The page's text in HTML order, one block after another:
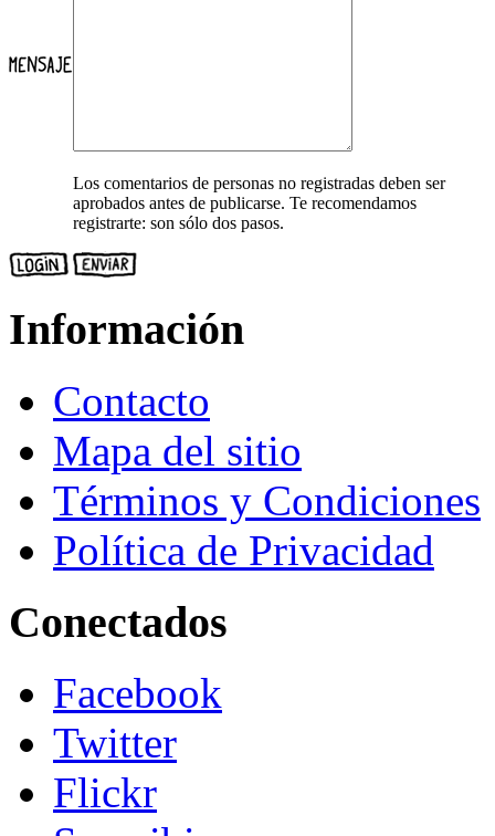
Los comentarios de personas no registradas deben ser
aprobados antes de publicarse. Te recomendamos
registrarte: son sólo dos pasos.
Información
Contacto
Mapa del sitio
Términos y Condiciones
Política de Privacidad
Conectados
Facebook
Twitter
Flickr